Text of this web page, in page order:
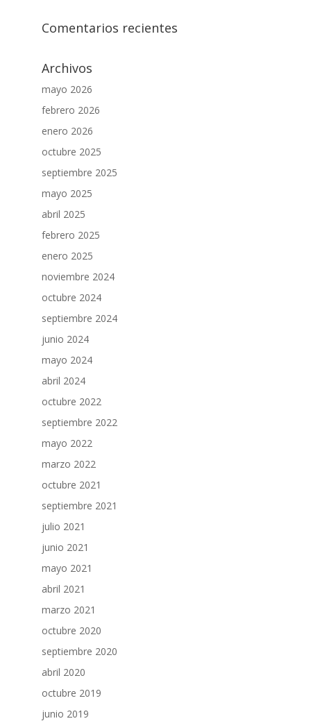
Comentarios recientes
Archivos
mayo 2026
febrero 2026
enero 2026
octubre 2025
septiembre 2025
mayo 2025
abril 2025
febrero 2025
enero 2025
noviembre 2024
octubre 2024
septiembre 2024
junio 2024
mayo 2024
abril 2024
octubre 2022
septiembre 2022
mayo 2022
marzo 2022
octubre 2021
septiembre 2021
julio 2021
junio 2021
mayo 2021
abril 2021
marzo 2021
octubre 2020
septiembre 2020
abril 2020
octubre 2019
junio 2019